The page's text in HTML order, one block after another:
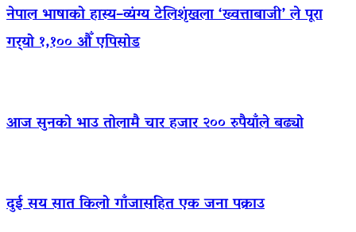
नेपाल भाषाको हास्य–व्यंग्य टेलिशृंखला ‘ख्वत्ताबाजी’ ले पूरा
गर्‍यो १,१०० औँ एपिसोड
आज सुनको भाउ तोलामै चार हजार २०० रुपैयाँले बढ्यो
दुई सय सात किलो गाँजासहित एक जना पक्राउ